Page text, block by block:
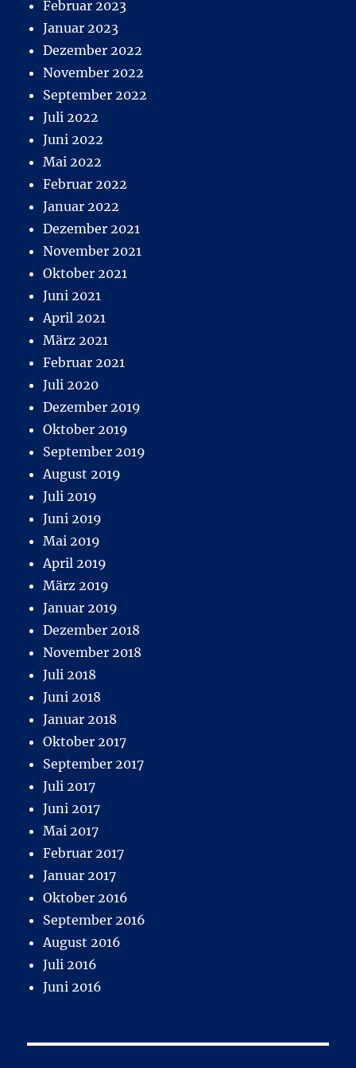
Februar 2023
Januar 2023
Dezember 2022
November 2022
September 2022
Juli 2022
Juni 2022
Mai 2022
Februar 2022
Januar 2022
Dezember 2021
November 2021
Oktober 2021
Juni 2021
April 2021
März 2021
Februar 2021
Juli 2020
Dezember 2019
Oktober 2019
September 2019
August 2019
Juli 2019
Juni 2019
Mai 2019
April 2019
März 2019
Januar 2019
Dezember 2018
November 2018
Juli 2018
Juni 2018
Januar 2018
Oktober 2017
September 2017
Juli 2017
Juni 2017
Mai 2017
Februar 2017
Januar 2017
Oktober 2016
September 2016
August 2016
Juli 2016
Juni 2016